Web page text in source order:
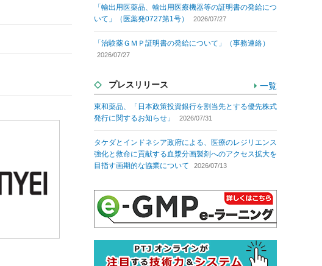
「輸出用医薬品、輸出用医療機器等の証明書の発給につ
いて」（医薬発0727第1号）
2026/07/27
「治験薬ＧＭＰ証明書の発給について」（事務連絡）
2026/07/27
プレスリリース 一覧
東和薬品、「日本政策投資銀行を割当先とする優先株式
発行に関するお知らせ」
2026/07/31
タケダとインドネシア政府による、医療のレジリエンス
強化と救命に貢献する血漿分画製剤へのアクセス拡大を
目指す画期的な協業について
2026/07/13